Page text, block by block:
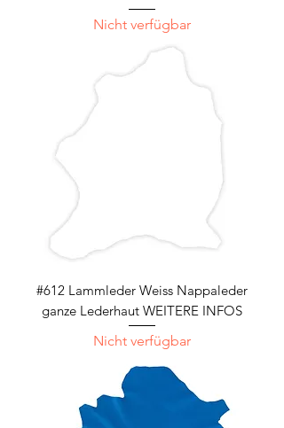
Nicht verfügbar
#612 Lammleder Weiss Nappaleder
ganze Lederhaut WEITERE INFOS
Nicht verfügbar